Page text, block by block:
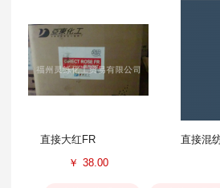
直接大红FR
￥ 38.00